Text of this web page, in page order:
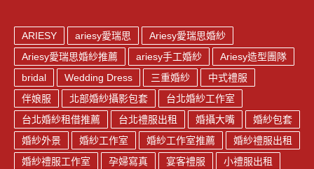
ARIESY ariesy愛瑞思
Ariesy愛瑞思婚紗
Ariesy愛瑞思婚紗推薦
ariesy手工婚紗
Ariesy造型團隊
bridal
Wedding Dress 三重婚紗
中式禮服
伴娘服
北部婚紗攝影包套
台北婚紗工作室
台北婚紗租借推薦
台北禮服出租 婚攝大嘴
婚紗包套
婚紗外景
婚紗工作室 婚紗工作室推薦
婚紗禮服出租
婚紗禮服工作室
孕婦寫真 宴客禮服
小禮服出租